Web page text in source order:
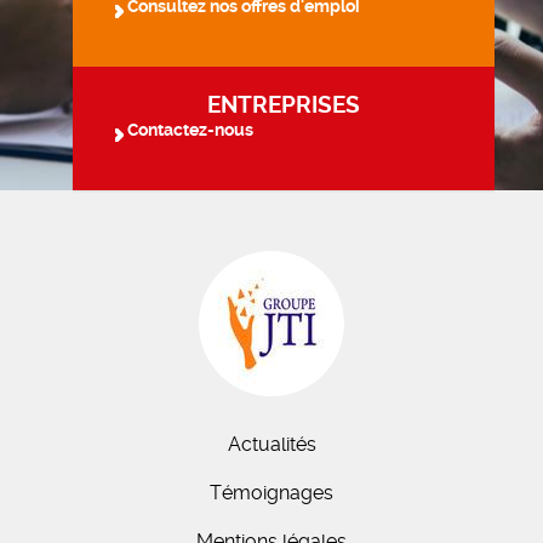
Consultez nos offres d'emploi
ENTREPRISES
Contactez-nous
Actualités
Témoignages